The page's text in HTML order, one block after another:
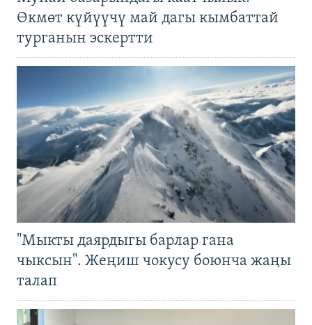
Өкмөт күйүүчү май дагы кымбаттай
турганын эскертти
"Мыкты даярдыгы барлар гана
чыксын". Жеңиш чокусу боюнча жаңы
талап